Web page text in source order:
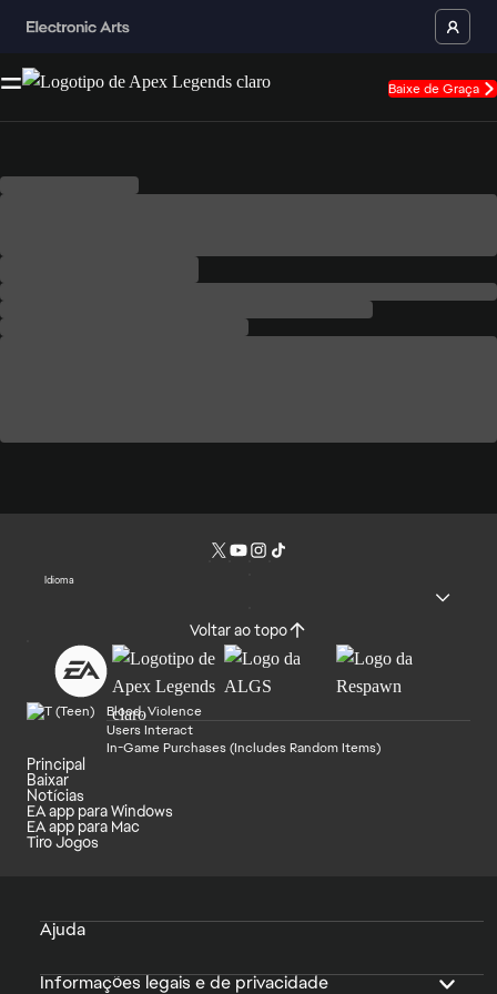
Baixe de Graça
Idioma
Voltar ao topo
Blood, Violence
Users Interact
In-Game Purchases (Includes Random Items)
Principal
Baixar
Notícias
EA app para Windows
EA app para Mac
Tiro Jogos
Ajuda
Informações legais e de privacidade